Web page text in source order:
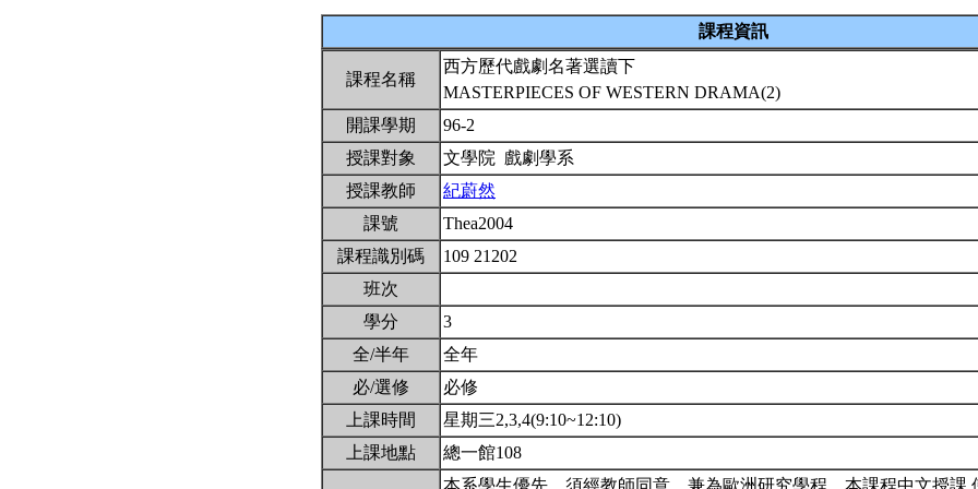
課程資訊
課程名稱
西方歷代戲劇名著選讀下
MASTERPIECES OF WESTERN DRAMA(2)
開課學期
96-2
授課對象
文學院 戲劇學系
授課教師
紀蔚然
課號
Thea2004
課程識別碼
109 21202
班次
學分
3
全/半年
全年
必/選修
必修
上課時間
星期三2,3,4(9:10~12:10)
上課地點
總一館108
本系學生優先。須經教師同意。兼為歐洲研究學程。本課程中文授課,